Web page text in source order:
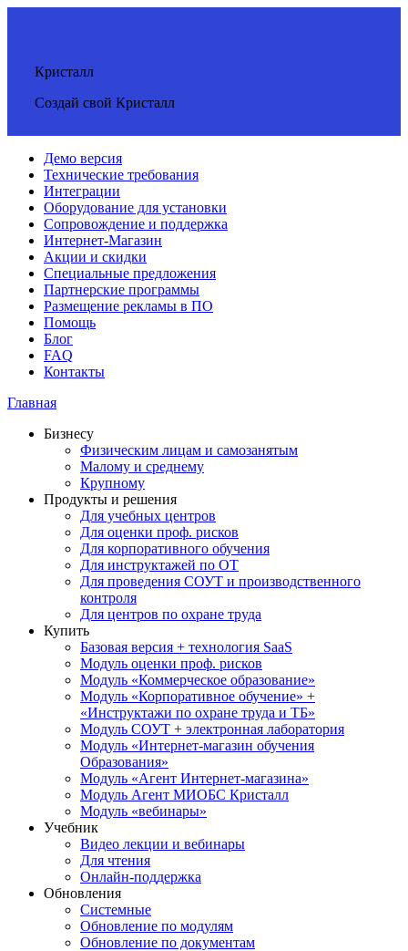
Кристалл
Создай свой Кристалл
Демо версия
Технические требования
Интеграции
Оборудование для установки
Сопровождение и поддержка
Интернет-Магазин
Акции и скидки
Специальные предложения
Партнерские программы
Размещение рекламы в ПО
Помощь
Блог
FAQ
Контакты
Главная
Бизнесу
Физическим лицам и самозанятым
Малому и среднему
Крупному
Продукты и решения
Для учебных центров
Для оценки проф. рисков
Для корпоративного обучения
Для инструктажей по ОТ
Для проведения СОУТ и производственного
контроля
Для центров по охране труда
Купить
Базовая версия + технология SaaS
Модуль оценки проф. рисков
Модуль «Коммерческое образование»
Модуль «Корпоративное обучение» +
«Инструктажи по охране труда и ТБ»
Модуль СОУТ + электронная лаборатория
Модуль «Интернет-магазин обучения
Образования»
Модуль «Агент Интернет-магазина»
Модуль Агент МИОБС Кристалл
Модуль «вебинары»
Учебник
Видео лекции и вебинары
Для чтения
Онлайн-поддержка
Обновления
Системные
Обновление по модулям
Обновление по документам